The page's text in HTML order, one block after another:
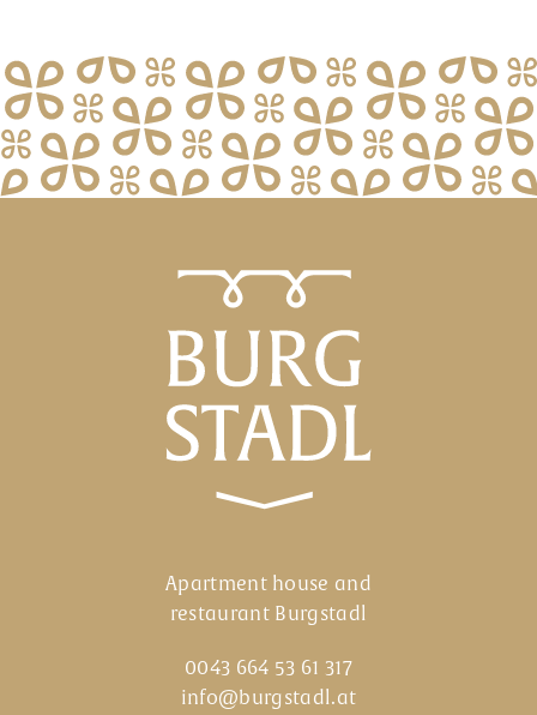
Apartment house and restaurant
Apartment house and
restaurant Burgstadl
0043 664 53 61 317
info@burgstadl.at